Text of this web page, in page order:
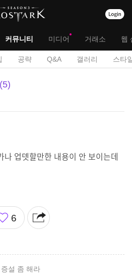
대
메
커뮤니티 미디어 거래소 웹
서
공략 Q&A 갤러리 스타
5
업뎃할만한 내용이 안 보이는데
6
설 좀 해라